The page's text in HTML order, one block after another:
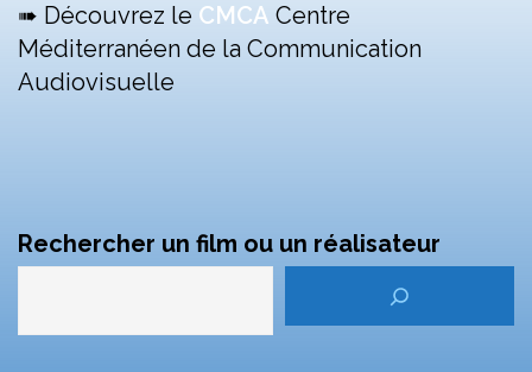
➠ Découvrez le CMCA Centre
Méditerranéen de la Communication
Audiovisuelle
Rechercher un film ou un réalisateur